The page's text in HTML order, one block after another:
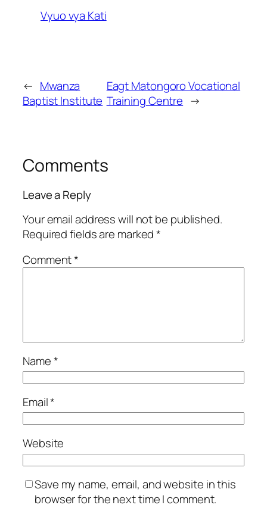
Vyuo vya Kati
← Mwanza
Baptist Institute
Eagt Matongoro Vocational
Training Centre →
Comments
Leave a Reply
Your email address will not be published.
Required fields are marked*
Comment*
Name*
Email*
Website
Save my name, email, and website in this
browser for the next time I comment.